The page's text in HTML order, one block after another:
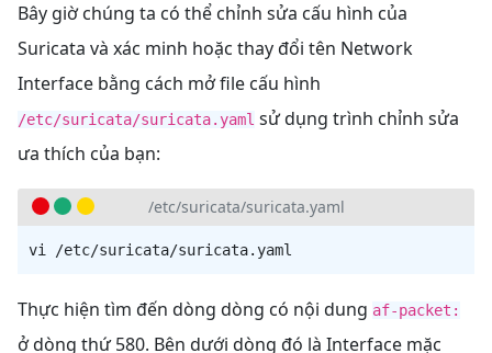
Bây giờ chúng ta có thể chỉnh sửa cấu hình của
Suricata và xác minh hoặc thay đổi tên Network
Interface bằng cách mở file cấu hình
/etc/suricata/suricata.yaml sử dụng trình chỉnh sửa
ưa thích của bạn:
/etc/suricata/suricata.yaml
Thực hiện tìm đến dòng dòng có nội dung af-packet:
ở dòng thứ 580. Bên dưới dòng đó là Interface mặc